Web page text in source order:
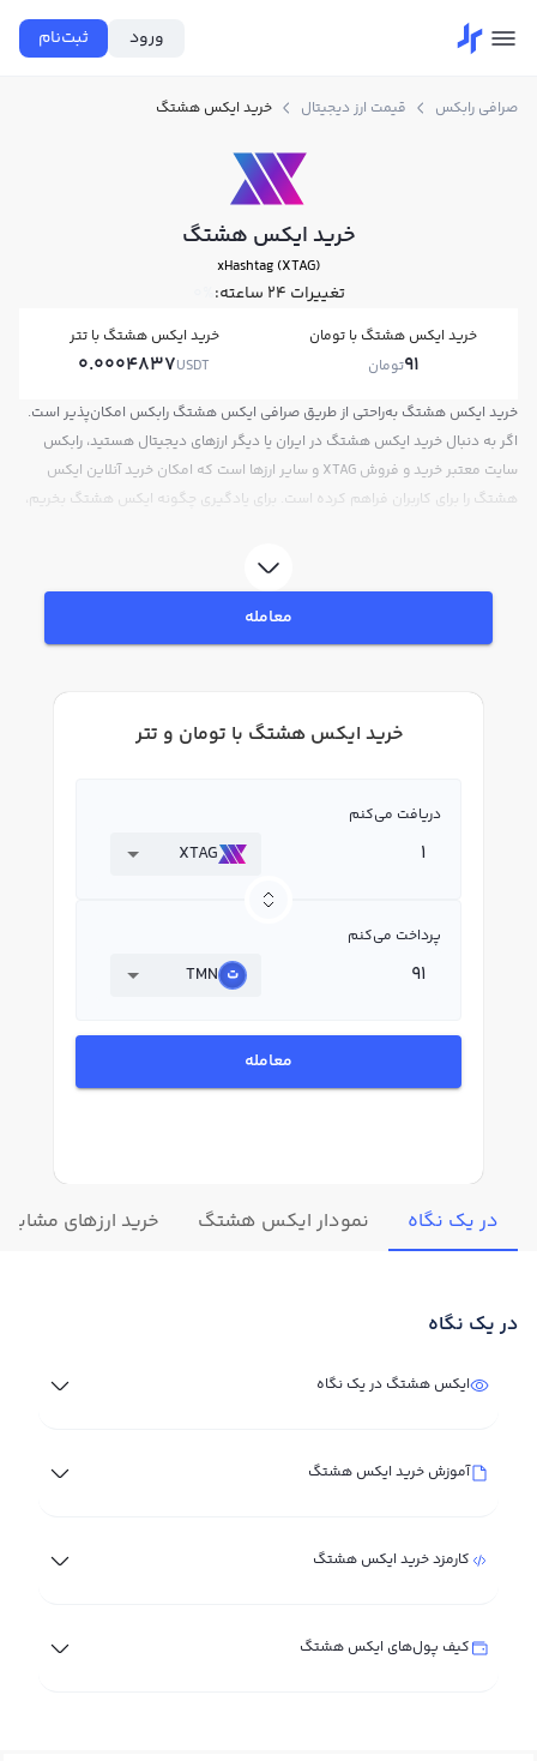
ورود ثبت‌نام
صرافی رابکس قیمت ارز دیجیتال خرید ایکس هشتگ
خرید ایکس هشتگ
xHashtag (XTAG)
تغییرات ۲۴ ساعته: 0%
خرید ایکس هشتگ با تومان
91تومان
خرید ایکس هشتگ با تتر
0.0004837USDT
خرید ایکس هشتگ به‌راحتی از طریق صرافی ایکس هشتگ رابکس امکان‌پذیر است.
اگر به دنبال خرید ایکس هشتگ در ایران یا دیگر ارزهای دیجیتال هستید، رابکس
سایت معتبر خرید و فروش XTAG و سایر ارزها است که امکان خرید آنلاین ایکس
هشتگ را برای کاربران فراهم کرده است. برای یادگیری چگونه ایکس هشتگ بخریم،
به خرید و فروش ایکس هشتگ XTAG بپردازید. در بازار رابکس، قیمت لحظه‌ای،
نمودار و امکانات فروش ایکس هشتگ نیز در دسترس شما قرار دارد تا بتوانید
تصمیمات بهتری در معاملات خود بگیرید.معامله
خرید ایکس هشتگ با تومان و تتر
دریافت می‌کنم
XTAG
پرداخت می‌کنم
TMN
معامله
در یک نگاه نمودار ایکس هشتگ خرید ارزهای مشابه
در یک نگاه
ایکس هشتگ در یک نگاه
آموزش خرید ایکس هشتگ
کارمزد خرید ایکس هشتگ
کیف پول‌های ایکس هشتگ